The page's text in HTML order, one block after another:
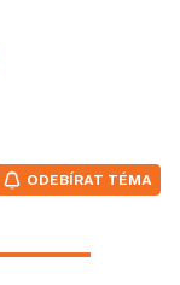
ODEBÍRAT TÉMA